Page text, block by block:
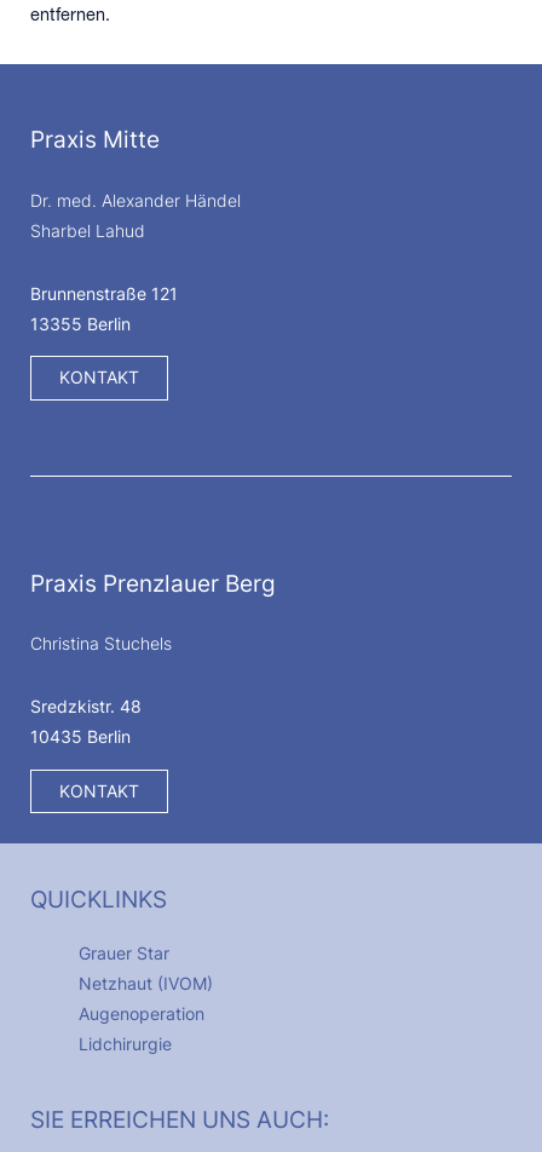
entfernen.
Praxis Mitte
Dr. med. Alexander Händel
Sharbel Lahud
Brunnenstraße 121
13355 Berlin
KONTAKT
Praxis Prenzlauer Berg
Christina Stuchels
Sredzkistr. 48
10435 Berlin
KONTAKT
QUICKLINKS
Grauer Star
Netzhaut (IVOM)
Augenoperation
Lidchirurgie
SIE ERREICHEN UNS AUCH: